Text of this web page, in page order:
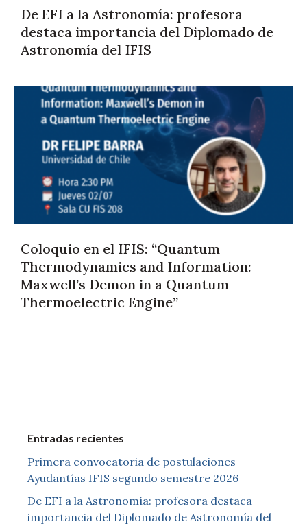
De EFI a la Astronomía: profesora
destaca importancia del Diplomado de
Astronomía del IFIS
Coloquio en el IFIS: “Quantum
Thermodynamics and Information:
Maxwell’s Demon in a Quantum
Thermoelectric Engine”
Entradas recientes
Primera convocatoria de postulaciones
Ayudantías IFIS segundo semestre 2026
De EFI a la Astronomía: profesora destaca
importancia del Diplomado de Astronomía del